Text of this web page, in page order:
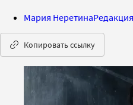
Мария Неретина
Копировать ссылку